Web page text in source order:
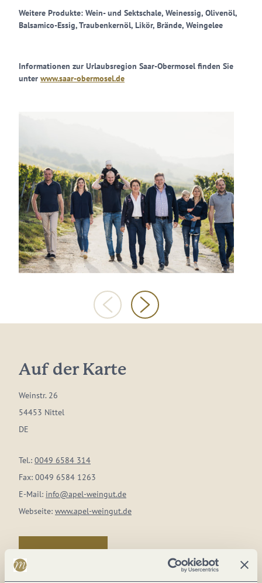
Weitere Produkte: Wein- und Sektschale, Weinessig, Olivenöl,
Balsamico-Essig, Traubenkernöl, Likör, Brände, Weingelee
Informationen zur Urlaubsregion Saar-Obermosel finden Sie
unter www.saar-obermosel.de
Auf der Karte
Weinstr. 26
54453 Nittel
DE
Tel.: 0049 6584 314
Fax: 0049 6584 1263
E-Mail: info@apel-weingut.de
Webseite: www.apel-weingut.de
Anreise planen